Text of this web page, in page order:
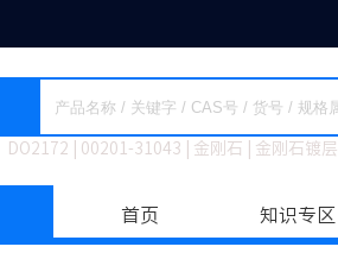
DO2172 00201-31043 金刚石 金刚石镀
首页 知识专区